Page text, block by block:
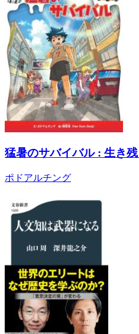
猛暑のサバイバル : 生き
ポドアルチング